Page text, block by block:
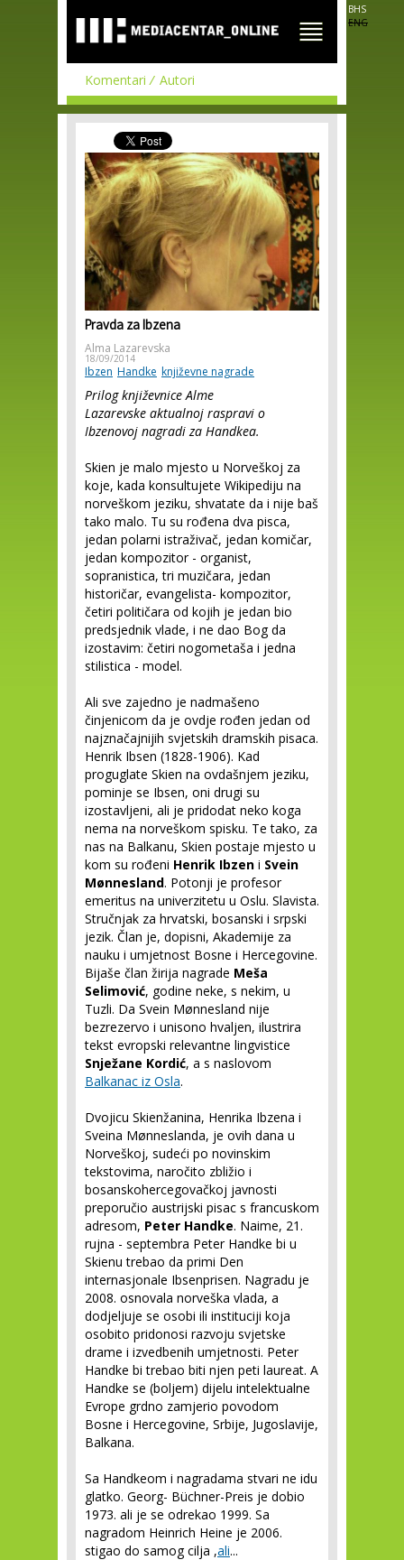
main
content
BHS
ENG
Komentari Autori
Pravda za Ibzena
Alma Lazarevska
18/09/2014
Ibzen Handke književne nagrade
Prilog književnice Alme
Lazarevske aktualnoj raspravi o
Ibzenovoj nagradi za Handkea.
Skien je malo mjesto u Norveškoj za
koje, kada konsultujete Wikipediju na
norveškom jeziku, shvatate da i nije baš
tako malo. Tu su rođena dva pisca,
jedan polarni istraživač, jedan komičar,
jedan kompozitor - organist,
sopranistica, tri muzičara, jedan
historičar, evangelista- kompozitor,
četiri političara od kojih je jedan bio
predsjednik vlade, i ne dao Bog da
izostavim: četiri nogometaša i jedna
stilistica - model.
Ali sve zajedno je nadmašeno
činjenicom da je ovdje rođen jedan od
najznačajnijih svjetskih dramskih pisaca.
Henrik Ibsen (1828-1906). Kad
proguglate Skien na ovdašnjem jeziku,
pominje se Ibsen, oni drugi su
izostavljeni, ali je pridodat neko koga
nema na norveškom spisku. Te tako, za
nas na Balkanu, Skien postaje mjesto u
kom su rođeni Henrik Ibzen i Svein
Mønnesland. Potonji je profesor
emeritus na univerzitetu u Oslu. Slavista.
Stručnjak za hrvatski, bosanski i srpski
jezik. Član je, dopisni, Akademije za
nauku i umjetnost Bosne i Hercegovine.
Bijaše član žirija nagrade Meša
Selimović, godine neke, s nekim, u
Tuzli. Da Svein Mønnesland nije
bezrezervo i unisono hvaljen, ilustrira
tekst evropski relevantne lingvistice
Snježane Kordić, a s naslovom
Balkanac iz Osla.
Dvojicu Skienžanina, Henrika Ibzena i
Sveina Mønneslanda, je ovih dana u
Norveškoj, sudeći po novinskim
tekstovima, naročito zbližio i
bosanskohercegovačkoj javnosti
preporučio austrijski pisac s francuskom
adresom, Peter Handke. Naime, 21.
rujna - septembra Peter Handke bi u
Skienu trebao da primi Den
internasjonale Ibsenprisen. Nagradu je
2008. osnovala norveška vlada, a
dodjeljuje se osobi ili instituciji koja
osobito pridonosi razvoju svjetske
drame i izvedbenih umjetnosti. Peter
Handke bi trebao biti njen peti laureat. A
Handke se (boljem) dijelu intelektualne
Evrope grdno zamjerio povodom
Bosne i Hercegovine, Srbije, Jugoslavije,
Balkana.
Sa Handkeom i nagradama stvari ne idu
glatko. Georg- Büchner-Preis je dobio
1973. ali je se odrekao 1999. Sa
nagradom Heinrich Heine je 2006.
stigao do samog cilja ,ali...